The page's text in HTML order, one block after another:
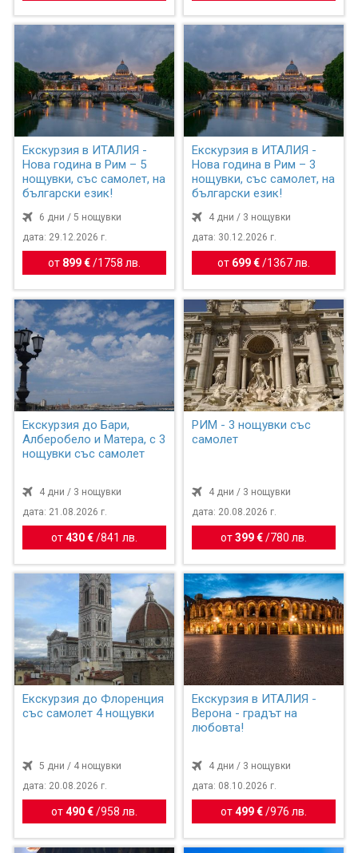
Екскурзия в ИТАЛИЯ -
Нова година в Рим – 5
нощувки, със самолет, на
български език!
6 дни / 5 нощувки
дата: 29.12.2026 г.
от 899 € / 1758 лв.
Екскурзия в ИТАЛИЯ -
Нова година в Рим – 3
нощувки, със самолет, на
български език!
4 дни / 3 нощувки
дата: 30.12.2026 г.
от 699 €/ 1367 лв.
Екскурзия до Бари,
Алберобело и Матера, с 3
нощувки със самолет
4 дни / 3 нощувки
дата: 21.08.2026 г.
от430 € /841 лв.
РИМ - 3 нощувки със
самолет
4 дни / 3 нощувки
дата: 20.08.2026 г.
от399 €/ 780 лв.
Екскурзия до Флоренция
със самолет 4 нощувки
5 дни / 4 нощувки
дата: 20.08.2026 г.
от490 € /958 лв.
Екскурзия в ИТАЛИЯ -
Верона - градът на
любовта!
4 дни / 3 нощувки
дата: 08.10.2026 г.
от499 €/976 лв.